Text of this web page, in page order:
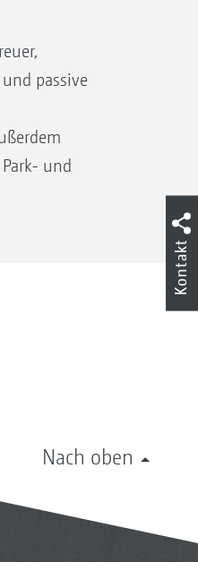
passive
und
Nach oben
Kontakt